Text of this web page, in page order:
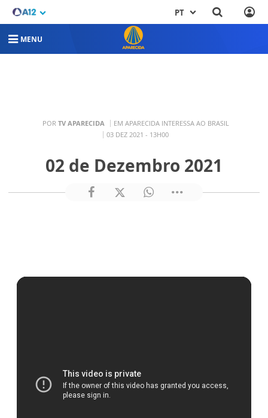
PT
MENU
POR TV APARECIDA
EM APARECIDA INTERESSA AO BRASIL
03 DEZ 2021 - 13H00
02 de Dezembro 2021